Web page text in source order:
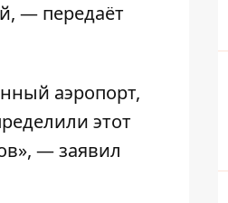
— передаёт
аэропорт,
этот
— заявил